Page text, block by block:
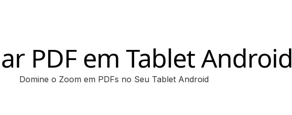
PDF em Tablet Android
Domine o Zoom em PDFs no Seu Tablet Android